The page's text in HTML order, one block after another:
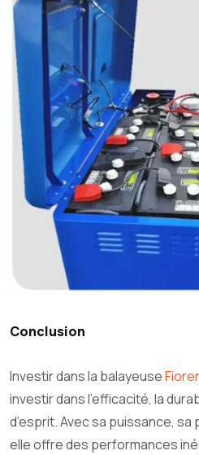
Conclusion
Investir dans la balayeuse
investir dans l’efficacité, la
d’esprit. Avec sa puissance,
elle offre des performances